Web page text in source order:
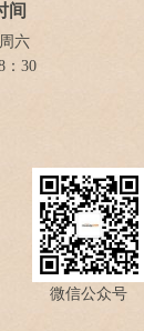
间
六
：30
微信公众号